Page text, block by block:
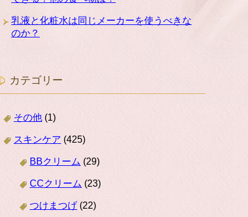
乳液と化粧水は同じメーカーを使うべきな
のか？
カテゴリー
その他 (1)
スキンケア (425)
BBクリーム (29)
CCクリーム (23)
つけまつげ(22)